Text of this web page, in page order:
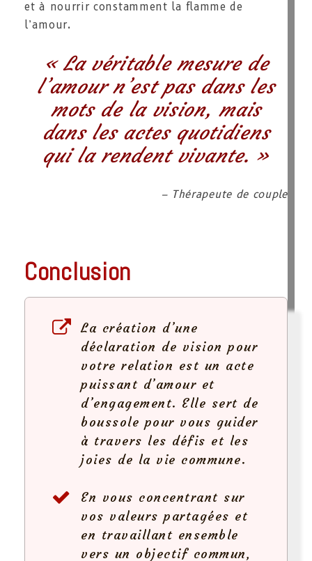
et à nourrir constamment la flamme de
l’amour.
« La véritable mesure de
l’amour n’est pas dans les
mots de la vision, mais
dans les actes quotidiens
qui la rendent vivante. »
– Thérapeute de couple
Conclusion
La création d’une
déclaration de vision pour
votre relation est un acte
puissant d’amour et
d’engagement. Elle sert de
boussole pour vous guider
à travers les défis et les
joies de la vie commune.
En vous concentrant sur
vos valeurs partagées et
en travaillant ensemble
vers un objectif commun,